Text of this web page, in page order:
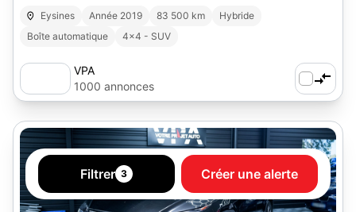
Eysines Année 2019 83 500 km
Hybride
Boîte automatique
4x4 - SUV
VPA
1000 annonces
Filtrer 3 Créer une alerte